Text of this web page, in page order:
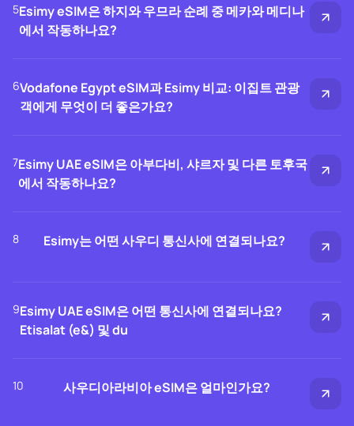
5Esimy eSIM은 하지와 우므라 순례 중 메카와 메디나
에서 작동하나요?
6Vodafone Egypt eSIM과 Esimy 비교: 이집트 관광
객에게 무엇이 더 좋은가요?
7Esimy UAE eSIM은 아부다비, 샤르자 및 다른 토후국
에서 작동하나요?
8 Esimy는 어떤 사우디 통신사에 연결되나요?
9Esimy UAE eSIM은 어떤 통신사에 연결되나요?
Etisalat (e&) 및 du
10 사우디아라비아 eSIM은 얼마인가요?